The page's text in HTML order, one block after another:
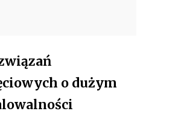
o dużym